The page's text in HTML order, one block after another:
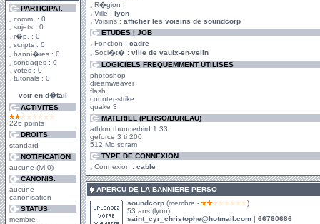
PARTICIPAT.
comm. : 0
sujets : 0
r�p. : 0
scripts : 0
banni�res : 0
sondages : 0
votes : 0
tutorials : 0
voir en d�tail
ACTIVITES
226 points
DROITS
standard
NOTIFICATION
aucune (lvl 0)
CANONIS.
aucune
canonisation
STATUS
membre
R�gion :
Ville : lyon
Voisins : afficher les voisins de soundcorp
ETUDES | JOB
Fonction : cadre
Soci�t� : ville de vaulx-en-velin
LOGICIELS FREQUEMMENT UTILISES
photoshop
dreamweaver
flash
counter-strike
quake 3
MATERIEL (PERSO/BUREAU)
athlon thunderbird 1.33
geforce 3 ti 200
512 Mo sdram
TYPE DE CONNEXION
Connexion : cable
APERCU DE LA BANNIERE PERSO
soundcorp (membre -
)
53 ans (lyon)
saint_cyr_christophe@hotmail.com | 66760686